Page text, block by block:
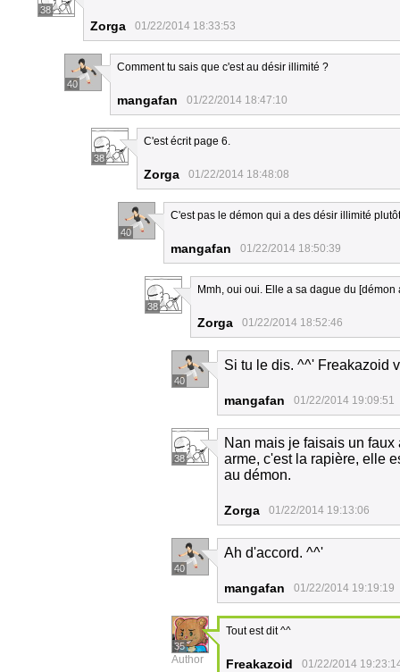
38
Zorga 01/22/2014 18:33:53
40
Comment tu sais que c'est au désir illimité ?
mangafan 01/22/2014 18:47:10
38
C'est écrit page 6.
Zorga 01/22/2014 18:48:08
40
C'est pas le démon qui a des désir illimité
mangafan 01/22/2014 18:50:39
38
Mmh, oui oui. Elle a sa dague du [démon
Zorga 01/22/2014 18:52:46
40
Si tu le dis. ^^' Freakazoid
mangafan 01/22/2014 19:09:51
38
Nan mais je faisais un
arme, c'est la rapière, elle
au démon.
Zorga 01/22/2014 19:13:06
40
Ah d'accord. ^^'
mangafan 01/22/2014 19:19:19
35
Author
Tout est dit ^^
Freakazoid 01/22/2014